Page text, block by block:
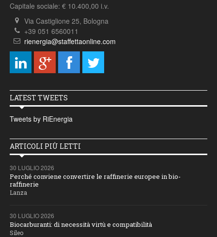
Capitale sociale: € 10.400,00 i.v.
Via Castiglione 25, Bologna
+39 051 6560011
rienergia@staffettaonline.com
LATEST TWEETS
Tweets by RiEnergia
ARTICOLI PIÙ LETTI
30 LUGLIO 2026
Perché conviene convertire le raffinerie europee in bio-
raffinerie
Lanza
30 LUGLIO 2026
Biocarburanti: di necessità virtù e compatibilità
Sileo